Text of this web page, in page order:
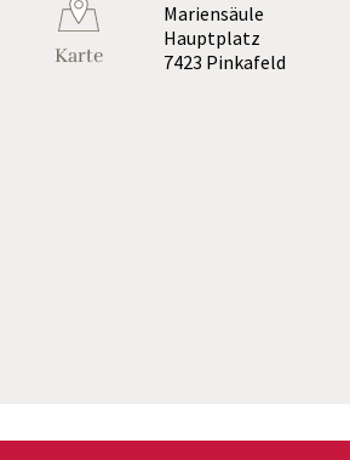
Karte
Mariensäule
Hauptplatz
7423 Pinkafeld